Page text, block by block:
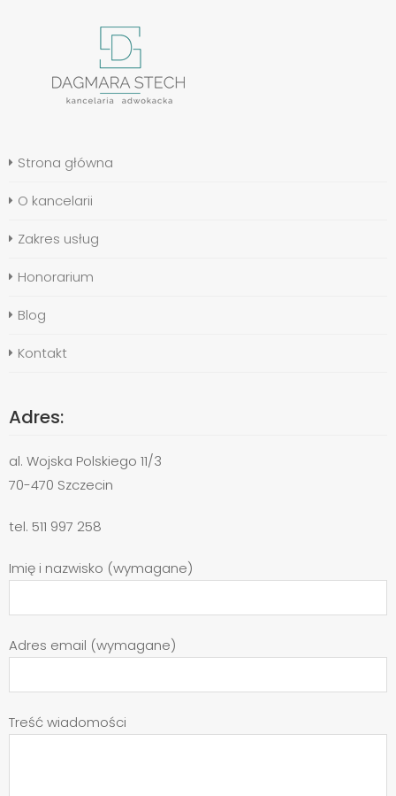
Strona główna
O kancelarii
Zakres usług
Honorarium
Blog
Kontakt
Adres:
al. Wojska Polskiego 11/3
70-470 Szczecin
tel. 511 997 258
Imię i nazwisko (wymagane)
Adres email (wymagane)
Treść wiadomości